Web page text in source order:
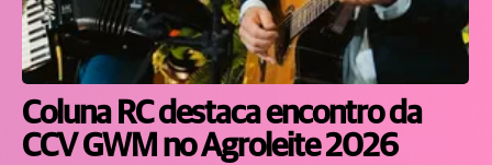
Coluna RC destaca encontro da
CCV GWM no Agroleite 2026